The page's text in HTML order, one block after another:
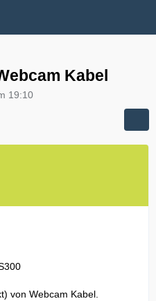
Kabel
19:10
von Webcam Kabel.